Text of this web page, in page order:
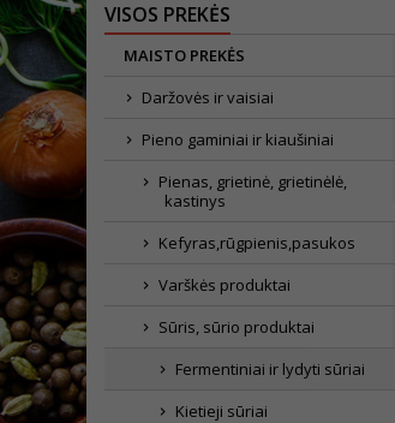
VISOS PREKĖS
MAISTO PREKĖS
Daržovės ir vaisiai
Pieno gaminiai ir kiaušiniai
Pienas, grietinė, grietinėlė,
kastinys
Kefyras,rūgpienis,pasukos
Varškės produktai
Sūris, sūrio produktai
Fermentiniai ir lydyti sūriai
Kietieji sūriai